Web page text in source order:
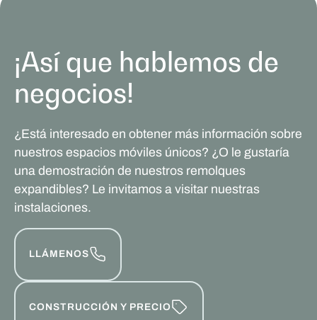
¡Así que hablemos de
negocios!
¿Está interesado en obtener más información sobre
nuestros espacios móviles únicos? ¿O le gustaría
una demostración de nuestros remolques
expandibles? Le invitamos a visitar nuestras
instalaciones.
LLÁMENOS
CONSTRUCCIÓN Y PRECIO